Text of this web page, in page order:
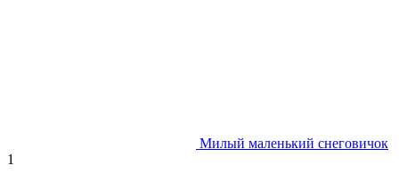
Милый маленький снеговичок
1